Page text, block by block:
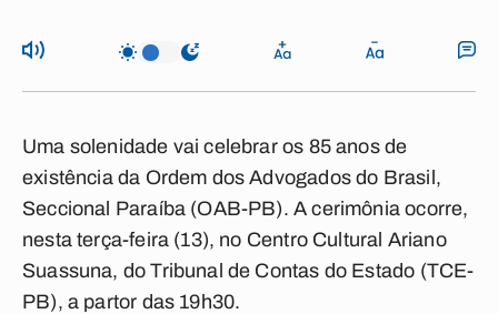
Uma solenidade vai celebrar os 85 anos de
existência da Ordem dos Advogados do Brasil,
Seccional Paraíba (OAB-PB). A cerimônia ocorre,
nesta terça-feira (13), no Centro Cultural Ariano
Suassuna, do Tribunal de Contas do Estado (TCE-
PB), a partor das 19h30.